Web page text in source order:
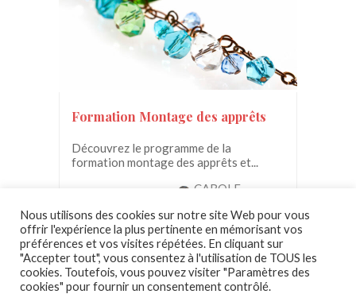
Formation Montage des apprêts
Découvrez le programme de la
formation montage des apprêts et...
CAROLE
Nous utilisons des cookies sur notre site Web pour vous
offrir l'expérience la plus pertinente en mémorisant vos
préférences et vos visites répétées. En cliquant sur
"Accepter tout", vous consentez à l'utilisation de TOUS les
cookies. Toutefois, vous pouvez visiter "Paramètres des
cookies" pour fournir un consentement contrôlé.